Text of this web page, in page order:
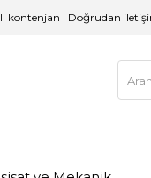
kontenjan | Doğrudan